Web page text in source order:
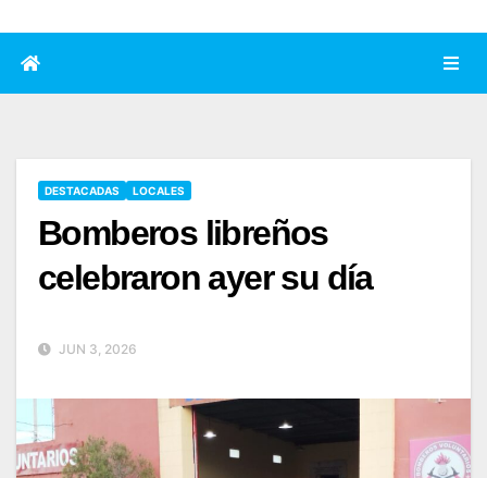
DESTACADAS LOCALES
Bomberos libreños
celebraron ayer su día
JUN 3, 2026